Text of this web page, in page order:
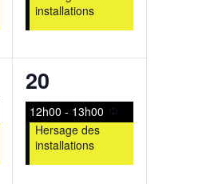
installations
1
évènement,
20
12h00- 13h00
Hersage des
installations